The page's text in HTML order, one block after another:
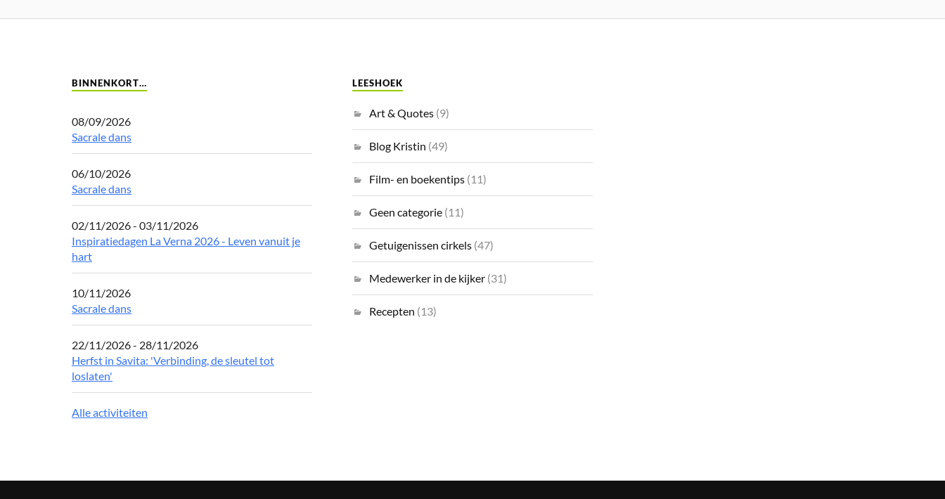
BINNENKORT…
08/09/2026
Sacrale dans
06/10/2026
Sacrale dans
02/11/2026 - 03/11/2026
Inspiratiedagen La Verna 2026 - Leven vanuit je
hart
10/11/2026
Sacrale dans
22/11/2026 - 28/11/2026
Herfst in Savita: 'Verbinding, de sleutel tot
loslaten'
Alle activiteiten
LEESHOEK
Art & Quotes (9)
Blog Kristin (49)
Film- en boekentips (11)
Geen categorie (11)
Getuigenissen cirkels (47)
Medewerker in de kijker (31)
Recepten (13)